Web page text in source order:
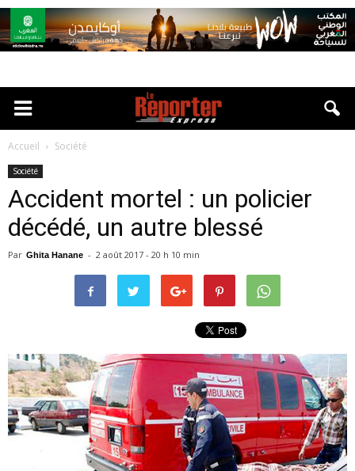
Accueil Société
Société
Accident mortel : un policier
décédé, un autre blessé
Par Ghita Hanane - 2 août 2017 - 20 h 10 min